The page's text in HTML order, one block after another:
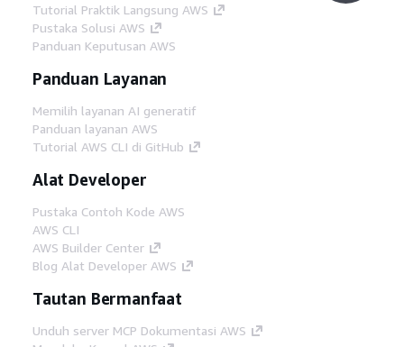
Tutorial Praktik Langsung AWS
Pustaka Solusi AWS
Panduan Keputusan AWS
Panduan Layanan
Memilih layanan AI generatif
Panduan layanan AWS
Tutorial AWS CLI di GitHub
Alat Developer
Pustaka Contoh Kode AWS
AWS CLI
AWS Builder Center
Blog Alat Developer AWS
Tautan Bermanfaat
Unduh server MCP Dokumentasi AWS